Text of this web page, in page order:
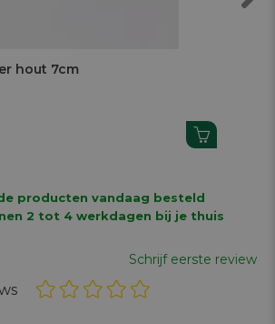
hout 7cm
producten vandaag besteld
2 tot 4 werkdagen bij je thuis
Schrijf eerste review